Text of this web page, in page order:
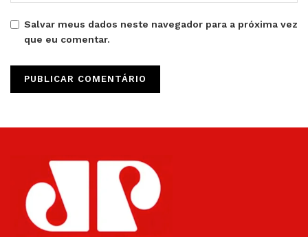
Salvar meus dados neste navegador para a próxima vez
que eu comentar.